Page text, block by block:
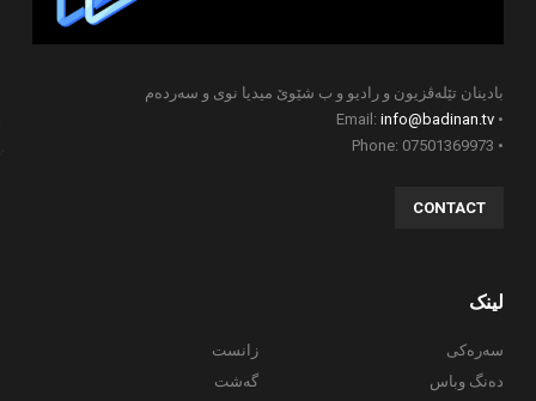
بادینان تێلەڤزیون و رادیو و ب شێوێ میدیا نوی و سەردەم
info@badinan.tv
CONTACT
لینک
سەرەکی
دەنگ وباس
زانست
گەشت